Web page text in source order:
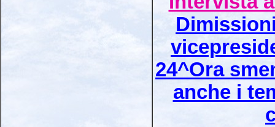
24^Ora
anche i